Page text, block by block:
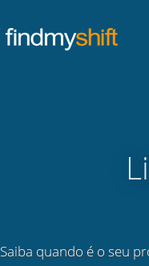
Saiba quando é o seu